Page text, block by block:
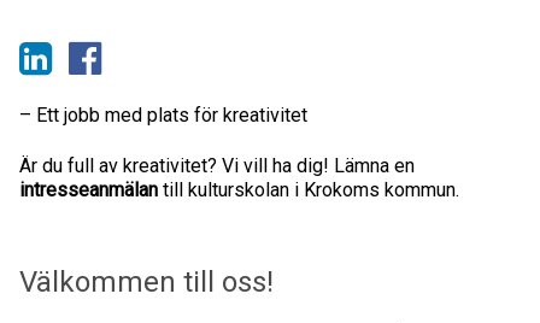
– Ett jobb med plats för kreativitet
Är du full av kreativitet? Vi vill ha dig! Lämna en
intresseanmälan till kulturskolan i Krokoms kommun.
Välkommen till oss!